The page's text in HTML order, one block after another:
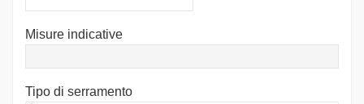
Misure indicative
Tipo di serramento